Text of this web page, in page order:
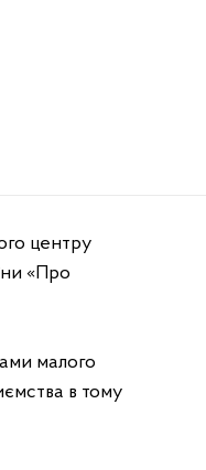
центру
«Про
малого
в тому